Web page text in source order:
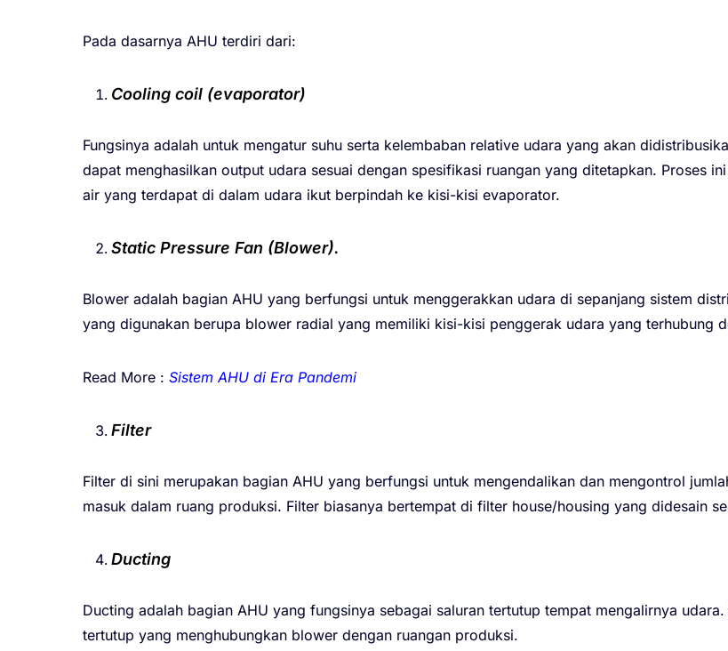
Pada dasarnya AHU terdiri dari:
Cooling coil (evaporator)
Fungsinya adalah untuk mengatur suhu serta kelembaban relative udara yang akan
dapat menghasilkan output udara sesuai dengan spesifikasi ruangan yang ditetapkan. Proses
air yang terdapat di dalam udara ikut berpindah ke kisi-kisi evaporator.
Static Pressure Fan (Blower).
Blower adalah bagian AHU yang berfungsi untuk menggerakkan udara di sepanjang sistem
yang digunakan berupa blower radial yang memiliki kisi-kisi penggerak udara yang terhubung
Read More : Sistem AHU di Era Pandemi
Filter
Filter di sini merupakan bagian AHU yang berfungsi untuk mengendalikan dan mengontrol
masuk dalam ruang produksi. Filter biasanya bertempat di filter house/housing yang didesain
Ducting
Ducting adalah bagian AHU yang fungsinya sebagai saluran tertutup tempat mengalirnya
tertutup yang menghubungkan blower dengan ruangan produksi.